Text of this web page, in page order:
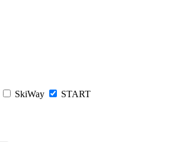
SkiWay
START